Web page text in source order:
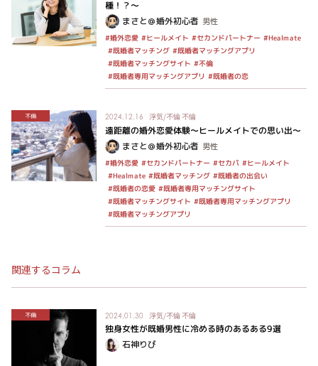
種！？〜
まさと＠婚外初心者 男性
#婚外恋愛 #ヒールメイト #セカンドパートナー #Healmate
#既婚者マッチング #既婚者マッチングアプリ
#既婚者マッチングサイト #不倫
#既婚者専用マッチングアプリ #既婚者の恋
不倫 2024.12.16 浮気/不倫 不倫
遠距離の婚外恋愛体験～ヒールメイトでの思い出～
まさと＠婚外初心者 男性
#婚外恋愛 #セカンドパートナー #セカパ #ヒールメイト
#Healmate #既婚者マッチング #既婚者の出会い
#既婚者の恋愛 #既婚者専用マッチングサイト
#既婚者マッチングサイト #既婚者専用マッチングアプリ
#既婚者マッチングアプリ
関連するコラム
不倫 2024.01.30 浮気/不倫 不倫
独身女性が既婚男性に冷める時のあるある9選
石神りぴ